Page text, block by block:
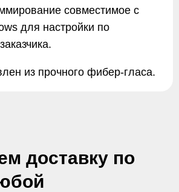
совместимое с
для настройки по
из прочного фибер-гласа.
доставку по